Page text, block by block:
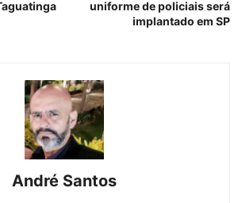
uniforme de policiais será
implantado em SP
André Santos